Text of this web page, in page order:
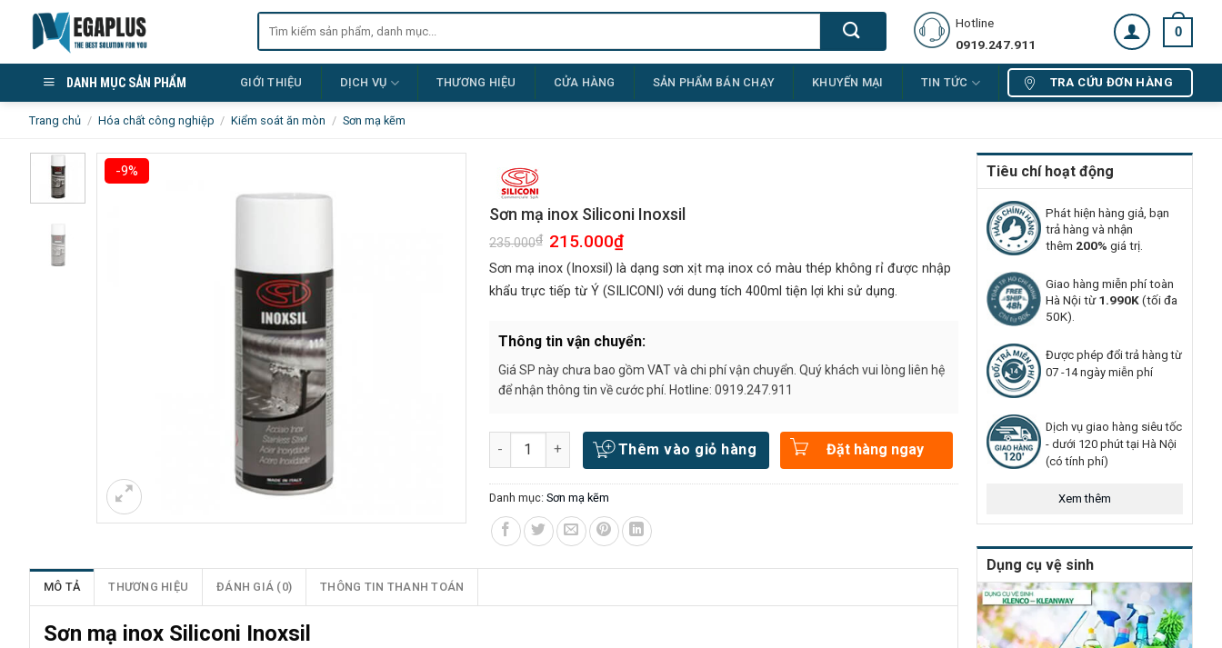
content
Tìm
Hotline
0919.247.911
0
DANH MỤC SẢN PHẨM GIỚI THIỆU DỊCH VỤ THƯƠNG HIỆU CỬA HÀNG SẢN PHẨM BÁN CHẠY KHUYẾN MẠI TIN TỨC TRA CỨU ĐƠN HÀNG
Trang chủ / Hóa chất công nghiệp / Kiểm soát ăn mòn / Sơn mạ kẽm
Tiêu chí hoạt động
Phát hiện hàng giả, bạn
trả hàng và nhận
thêm 200% giá trị.
Giao hàng miễn phí toàn
Hà Nội từ1.990K(tối đa
50K).
Được phép đổi trả hàng từ
07 -14 ngày miễn phí
Dịch vụ giao hàng siêu tốc
- dưới 120 phút tại Hà Nội
(có tính phí)
Xem thêm
Dụng cụ vệ sinh
-9%
Sơn mạ inox Siliconi Inoxsil
235.000₫ Giá
gốc
là:
235.000₫.
215.000₫Giá
tại
là:
215.000₫.
Sơn mạ inox (Inoxsil) là dạng sơn xịt mạ inox có màu thép không rỉ được nhập
khẩu trực tiếp từ Ý (SILICONI) với dung tích 400ml tiện lợi khi sử dụng.
Thông tin vận chuyển:
Giá SP này chưa bao gồm VAT và chi phí vận chuyển. Quý khách vui lòng liên hệ
để nhận thông tin về cước phí. Hotline: 0919.247.911
Số lượng Thêm vào giỏ hàng Đặt hàng ngay
Danh mục: Sơn mạ kẽm
MÔ TẢ THƯƠNG HIỆU ĐÁNH GIÁ (0) THÔNG TIN THANH TOÁN
Sơn mạ inox Siliconi Inoxsil